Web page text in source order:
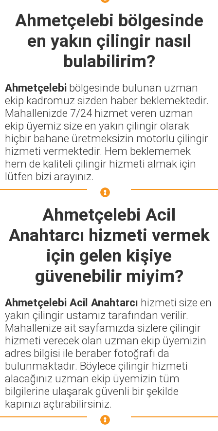
Ahmetçelebi bölgesinde
en yakın çilingir nasıl
bulabilirim?
Ahmetçelebi bölgesinde bulunan uzman
ekip kadromuz sizden haber beklemektedir.
Mahallenizde 7/24 hizmet veren uzman
ekip üyemiz size en yakın çilingir olarak
hiçbir bahane üretmeksizin motorlu çilingir
hizmeti vermektedir. Hem beklememek
hem de kaliteli çilingir hizmeti almak için
lütfen bizi arayınız.
Ahmetçelebi Acil
Anahtarcı hizmeti vermek
için gelen kişiye
güvenebilir miyim?
Ahmetçelebi Acil Anahtarcı hizmeti size en
yakın çilingir ustamız tarafından verilir.
Mahallenize ait sayfamızda sizlere çilingir
hizmeti verecek olan uzman ekip üyemizin
adres bilgisi ile beraber fotoğrafı da
bulunmaktadır. Böylece çilingir hizmeti
alacağınız uzman ekip üyemizin tüm
bilgilerine ulaşarak güvenli bir şekilde
kapınızı açtırabilirsiniz.